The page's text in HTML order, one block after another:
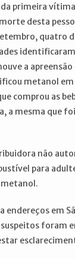
primeira
desta
quatro
a apreensão
metanol
comprou as
a mesma que
não
para
endereços em
suspeitos foram